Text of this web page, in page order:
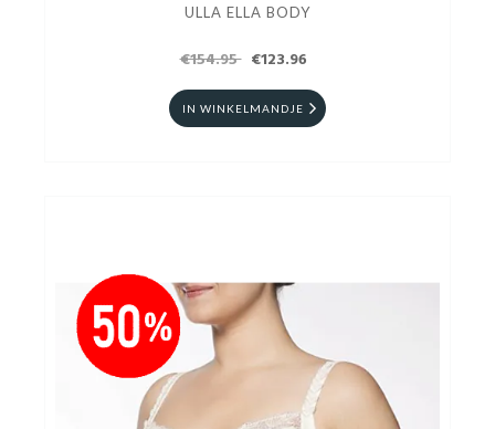
ULLA ELLA BODY
€154.95 €123.96
IN WINKELMANDJE